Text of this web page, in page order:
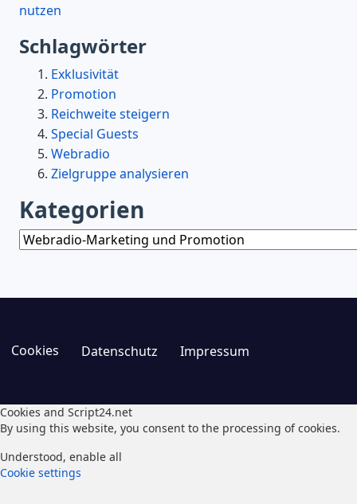
nutzen
Schlagwörter
Exklusivität
Promotion
Reichweite steigern
Special Guests
Webradio
Zielgruppe analysieren
Kategorien
Kategorien
Cookies Datenschutz Impressum
Cookies and Script24.net
By using this website, you consent to the processing of cookies.
Understood, enable all
Cookie settings